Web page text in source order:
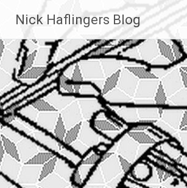
Inhalt
springen
Nick Haflingers Blog